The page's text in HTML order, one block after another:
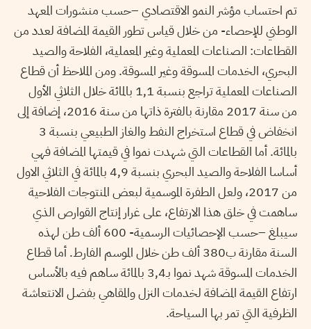
تم احتساب مؤشر النمو الاقتصادي –حسب منشورات المعهد
الوطني للإحصاء- من خلال قياس تطور القيمة المضافة لعدد من
القطاعات: الصناعات المعملية وغير المعملية، الفلاحة والصيد
البحري، الخدمات المسوقة وغير المسوقة. ومن الملاحظ أن قطاع
الصناعات المعملية تراجع بنسبة 1,1 بالمائة خلال الثلاثي الأول
من سنة 2017 مقارنة بالفترة ذاتها من سنة 2016، إضافة إلى
انخفاض في قطاع استخراج النفط والغاز الطبيعي بنسبة 3
بالمائة. أما القطاعات التي شهدت نموا في قيمتها المضافة فهي
أساسا الفلاحة والصيد البحري بنسبة 4,9 بالمائة في الثلاثي الاول
من 2017، ولعل الطفرة الموسمية لبعض المنتوجات الفلاحية
ساهمت في خلق هذا الارتفاع، على غرار إنتاج القوارص الذي
سيبلغ –حسب الإحصائيات الرسمية- 600 ألف طن لهذه
السنة مقارنة ب380 ألف طن خلال الموسم الفارط. أما قطاع
الخدمات المسوقة شهد نموا بـ3,4 بالمائة ساهم فيه بالأساس
ارتفاع القيمة المضافة لخدمات النزل والمقاهي بفضل الانتعاشة
الظرفية التي تمر بها السياحة.